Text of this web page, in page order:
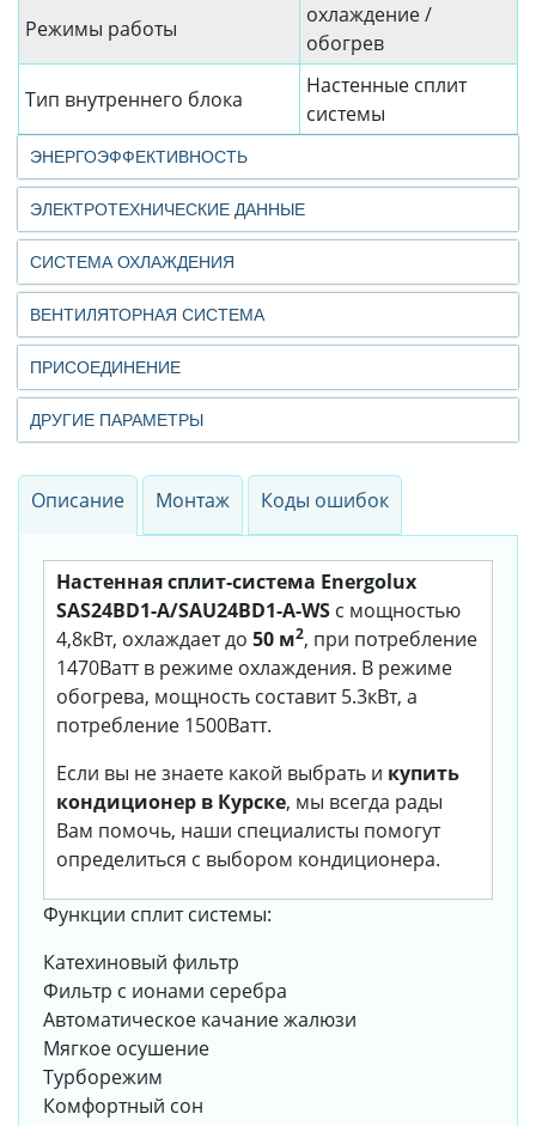
Режимы работы
охлаждение /
обогрев
Тип внутреннего блока
Настенные сплит
системы
ЭНЕРГОЭФФЕКТИВНОСТЬ
ЭЛЕКТРОТЕХНИЧЕСКИЕ ДАННЫЕ
СИСТЕМА ОХЛАЖДЕНИЯ
ВЕНТИЛЯТОРНАЯ СИСТЕМА
ПРИСОЕДИНЕНИЕ
ДРУГИЕ ПАРАМЕТРЫ
Описание Монтаж Коды ошибок
Настенная сплит-система Energolux
SAS24BD1-A/SAU24BD1-A-WS с мощностью
4,8кВт, охлаждает до 50 м2, при потребление
1470Ватт в режиме охлаждения. В режиме
обогрева, мощность составит 5.3кВт, а
потребление 1500Ватт.
Если вы не знаете какой выбрать и купить
кондиционер в Курске, мы всегда рады
Вам помочь, наши специалисты помогут
определиться с выбором кондиционера.
Функции сплит системы:
Катехиновый фильтр
Фильтр с ионами серебра
Автоматическое качание жалюзи
Мягкое осушение
Турборежим
Комфортный сон